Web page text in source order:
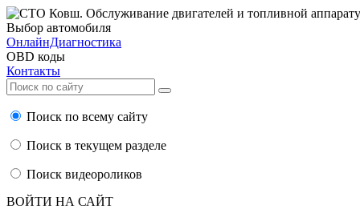
Выбор автомобиля
ОнлайнДиагностика
OBD коды
Контакты
Поиск по всему сайту
Поиск в текущем разделе
Поиск видеороликов
ВОЙТИ НА САЙТ